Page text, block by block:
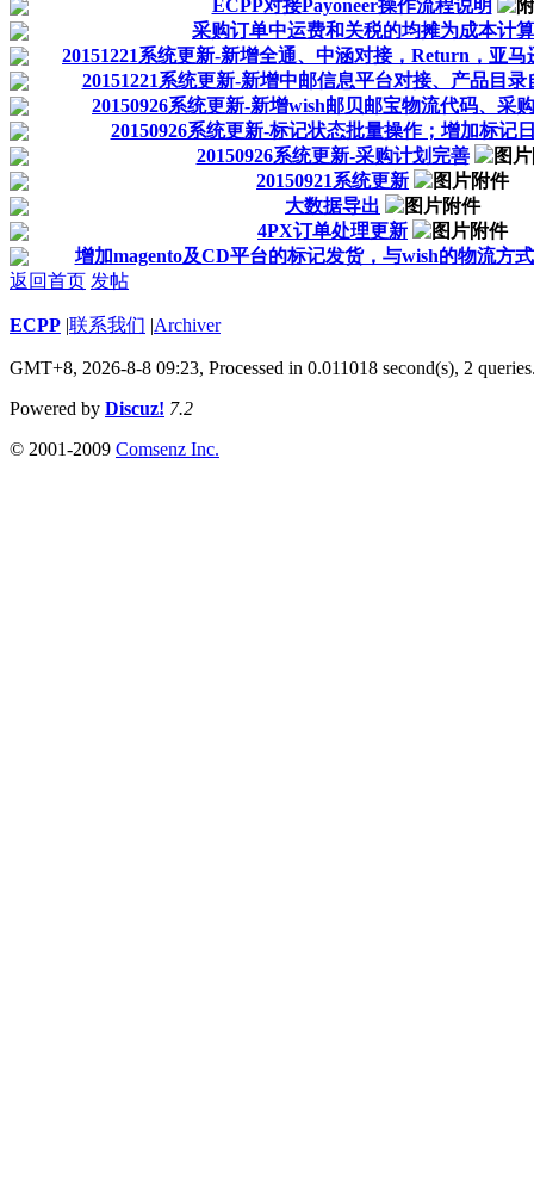
ECPP对接Payoneer操作流程说明
采购订单中运费和关税的均摊为成本计
20151221系统更新-新增全通、中涵对接，Return，亚马
20151221系统更新-新增中邮信息平台对接、产品目录
20150926系统更新-新增wish邮贝邮宝物流代码、采
20150926系统更新-标记状态批量操作；增加标记
20150926系统更新-采购计划完善
20150921系统更新
大数据导出
4PX订单处理更新
增加magento及CD平台的标记发货，与wish的物流方
返回首页 发帖
ECPP |联系我们 |Archiver
GMT+8, 2026-8-8 09:23, Processed in 0.011018 second(s), 2 queries
Powered by Discuz! 7.2
© 2001-2009 Comsenz Inc.